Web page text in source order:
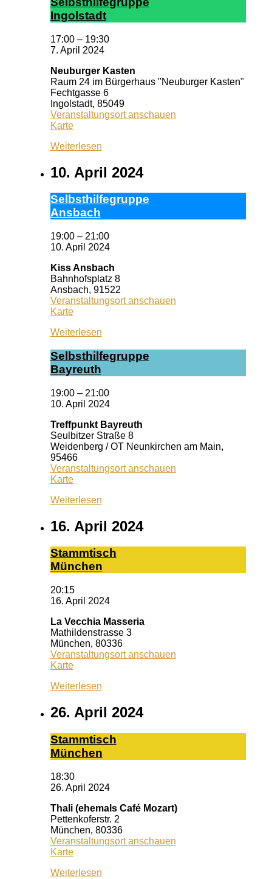
In­gol­stadt
17:00 – 19:30
7. April 2024
Neuburger Kasten
Raum 24 im Bürgerhaus "Neuburger Kasten"
Fechtgasse 6
Ingolstadt, 85049
Veranstaltungsort anschauen
KarteNeuburger
Weiterlesen
10. April 2024
Selbst­hil­fe­grup­pe
Ans­bach
19:00 – 21:00
10. April 2024
Kiss Ansbach
Bahnhofsplatz 8
Ansbach, 91522
Veranstaltungsort anschauen
KarteKiss
Weiterlesen
Selbst­hil­fe­grup­pe
Bay­reuth
19:00 – 21:00
10. April 2024
Treffpunkt Bayreuth
Seulbitzer Straße 8
Weidenberg / OT Neunkirchen am Main,
95466
Veranstaltungsort anschauen
KarteTreffpunkt
Weiterlesen
16. April 2024
Stamm­tisch
Mün­chen
20:15
16. April 2024
La Vecchia Masseria
Mathildenstrasse 3
München, 80336
Veranstaltungsort anschauen
KarteLa
Masseria
Weiterlesen
26. April 2024
Stamm­tisch
Mün­chen
18:30
26. April 2024
Thali (ehemals Café Mozart)
Pettenkoferstr. 2
München, 80336
Veranstaltungsort anschauen
KarteThali
Café
Weiterlesen